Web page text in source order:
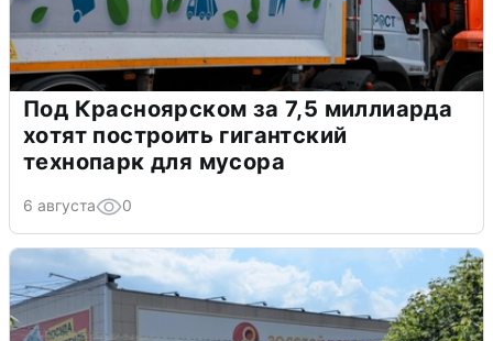
Под Красноярском за 7,5 миллиарда
хотят построить гигантский
технопарк для мусора
6 августа 0